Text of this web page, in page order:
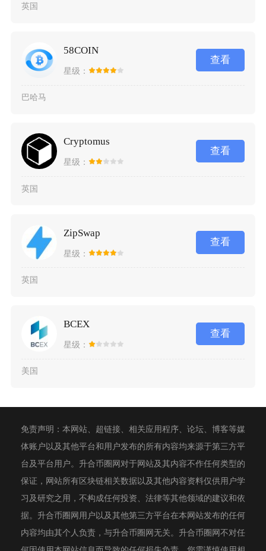
英国
58COIN
星级：
查看
巴哈马
Cryptomus
星级：
查看
英国
ZipSwap
星级：
查看
英国
BCEX
星级：
查看
美国
免责声明：本网站、超链接、相关应用程序、论坛、博客等媒
体账户以及其他平台和用户发布的所有内容均来源于第三方平
台及平台用户。升合币圈网对于网站及其内容不作任何类型的
保证，网站所有区块链相关数据以及其他内容资料仅供用户学
习及研究之用，不构成任何投资、法律等其他领域的建议和依
据。升合币圈网用户以及其他第三方平台在本网站发布的任何
内容均由其个人负责，与升合币圈网无关。升合币圈网不对任